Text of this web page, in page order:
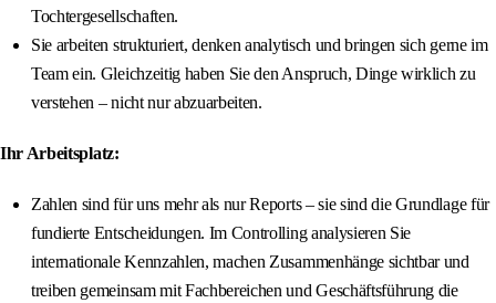
Tochtergesellschaften.
Sie arbeiten strukturiert, denken analytisch und bringen sich gerne im
Team ein. Gleichzeitig haben Sie den Anspruch, Dinge wirklich zu
verstehen – nicht nur abzuarbeiten.
Ihr Arbeitsplatz:
Zahlen sind für uns mehr als nur Reports – sie sind die Grundlage für
fundierte Entscheidungen. Im Controlling analysieren Sie
internationale Kennzahlen, machen Zusammenhänge sichtbar und
treiben gemeinsam mit Fachbereichen und Geschäftsführung die